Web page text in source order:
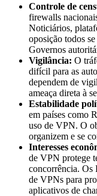
Controle de
firewalls
Noticiários,
oposição todos
Governos
Vigilância: O
difícil para as
dependem de
ameaça direta à
Estabilidade
em países como
uso de VPN. O
organizem e se
Interesses
de VPN protege
concorrência. Os
de VPNs para
aplicativos de